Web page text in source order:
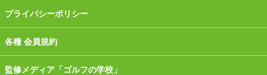
プライバシーポリシー
各種 会員規約
監修メディア「ゴルフの学校」